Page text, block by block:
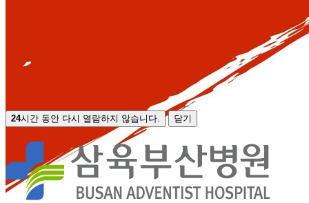
24시간 동안 다시 열람하지 않습니다. 닫기